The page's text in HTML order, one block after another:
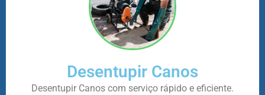
Desentupir Canos
Desentupir Canos com serviço rápido e eficiente.